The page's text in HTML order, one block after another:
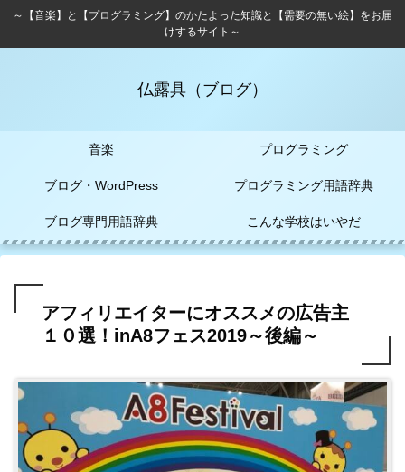
～【音楽】と【プログラミング】のかたよった知識と【需要の無い絵】をお届
けするサイト～
仏露具（ブログ）
音楽 プログラミング
ブログ・WordPress プログラミング用語辞典
ブログ専門用語辞典 こんな学校はいやだ
アフィリエイターにオススメの広告主
１０選！inA8フェス2019～後編～